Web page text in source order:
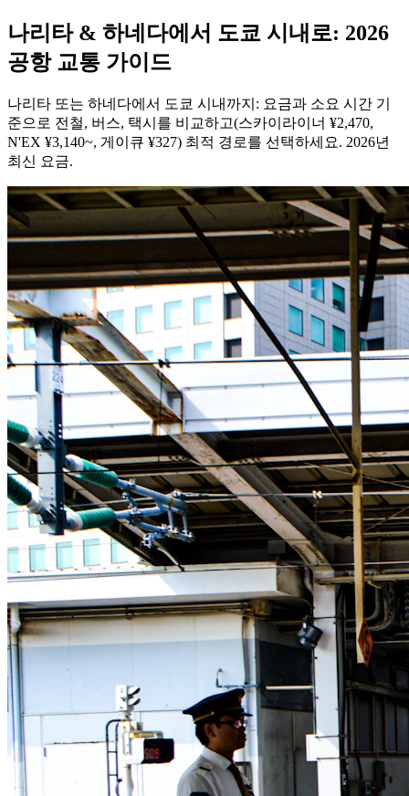
나리타 & 하네다에서 도쿄 시내로: 2026
공항 교통 가이드
나리타 또는 하네다에서 도쿄 시내까지: 요금과 소요 시간 기
준으로 전철, 버스, 택시를 비교하고(스카이라이너 ¥2,470,
N'EX ¥3,140~, 게이큐 ¥327) 최적 경로를 선택하세요. 2026년
최신 요금.